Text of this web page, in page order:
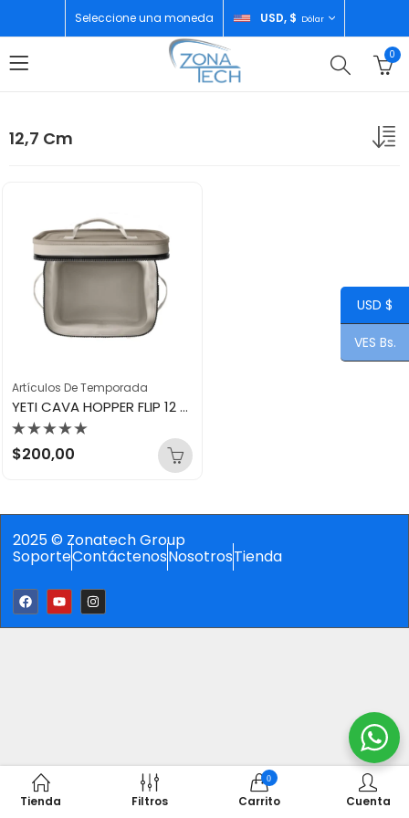
Seleccione una moneda USD, $ Dólar
0
12,7 Cm
Artículos De Temporada
YETI CAVA HOPPER FLIP 12 24QTU CAPETAUPE
Valorado
con
$200,00
2025 © Zonatech Group
SoporteContáctenosNosotrosTienda
Tienda Filtros
0
Carrito Cuenta
USD $
VES Bs.